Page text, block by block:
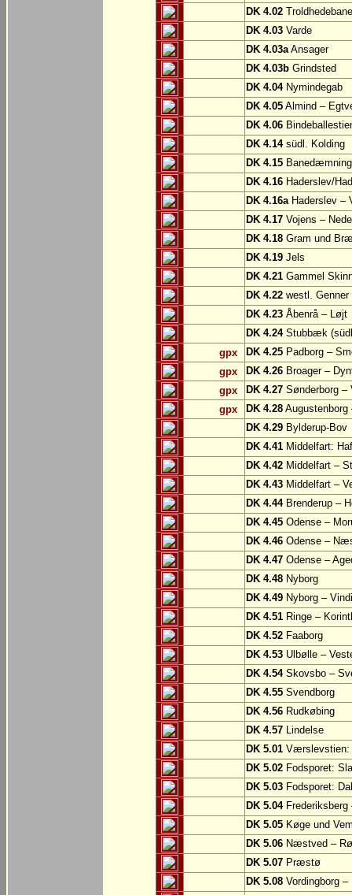
DK 4.02
DK 4.03 Varde
DK 4.03aAnsager
DK 4.03b Grindsted
DK 4.04Nymindegab
DK 4.05 Almind –
DK 4.06
DK 4.14südl. Kolding
DK 4.15
DK 4.16 Haderslev/
DK 4.16aHaderslev –
DK 4.17 Vojens –
DK 4.18 Gram und
DK 4.19 Jels
DK 4.21 Gammel
DK 4.22 westl. Genner
DK 4.23 Åbenrå – Løjt
DK 4.24Stubbæk
gpx
DK 4.25 Padborg –
gpx
DK 4.26 Broager –
gpx
DK 4.27 Sønderborg –
gpx
DK 4.28 Augustenborg
DK 4.29 Bylderup-Bov
DK 4.41 Middelfart:
DK 4.42 Middelfart –
DK 4.43 Middelfart –
DK 4.44Brenderup –
DK 4.45 Odense –
DK 4.46 Odense –
DK 4.47 Odense –
DK 4.48 Nyborg
DK 4.49 Nyborg –
DK 4.51 Ringe –
DK 4.52 Faaborg
DK 4.53 Ulbølle –
DK 4.54Skovsbo –
DK 4.55 Svendborg
DK 4.56 Rudkøbing
DK 4.57 Lindelse
DK 5.01
DK 5.02 Fodsporet:
DK 5.03 Fodsporet:
DK 5.04Frederiksberg
DK 5.05 Køge und
DK 5.06 Næstved –
DK 5.07 Præstø
DK 5.08 Vordingborg –